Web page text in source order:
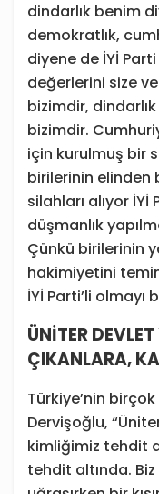
dindarlık benim
demokratlık,
diyene de İYİ
değerlerini size
bizimdir,
bizimdir.
için kurulmuş bir
birilerinin elinden
silahları alıyor
düşmanlık
Çünkü birilerinin
hakimiyetini
İYİ Parti’li olmayı
ÜNİTER
ÇIKANLARA,
Türkiye’nin
Dervişoğlu,
kimliğimiz tehdit
tehdit altında.